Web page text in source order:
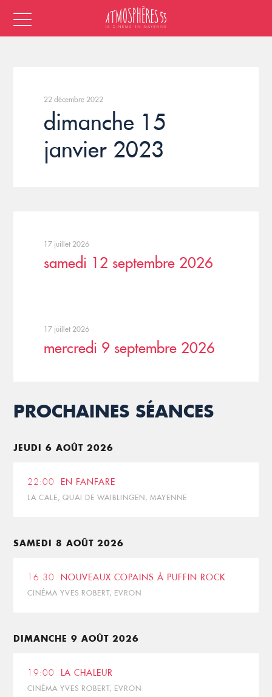
22 décembre 2022
dimanche 15
janvier 2023
17 juillet 2026
samedi 12 septembre 2026
17 juillet 2026
mercredi 9 septembre 2026
PROCHAINES SÉANCES
JEUDI 6 AOÛT 2026
22:00 EN FANFARE
LA CALE, QUAI DE WAIBLINGEN, MAYENNE
SAMEDI 8 AOÛT 2026
16:30 NOUVEAUX COPAINS À PUFFIN ROCK
CINÉMA YVES ROBERT, EVRON
DIMANCHE 9 AOÛT 2026
19:00 LA CHALEUR
CINÉMA YVES ROBERT, EVRON